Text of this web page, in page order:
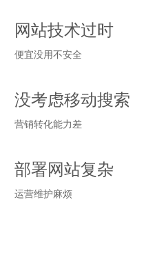
网站技术过时
便宜没用不安全
没考虑移动搜索
营销转化能力差
部署网站复杂
运营维护麻烦